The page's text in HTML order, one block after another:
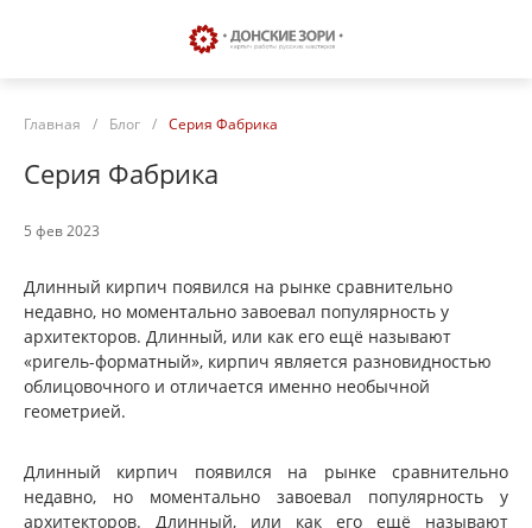
Главная / Блог / Серия Фабрика
Серия Фабрика
5 фев 2023
Длинный кирпич появился на рынке сравнительно
недавно, но моментально завоевал популярность у
архитекторов. Длинный, или как его ещё называют
«ригель-форматный», кирпич является разновидностью
облицовочного и отличается именно необычной
геометрией.
Длинный кирпич появился на рынке сравнительно
недавно, но моментально завоевал популярность у
архитекторов. Длинный, или как его ещё называют